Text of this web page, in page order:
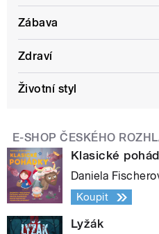
Zábava
Zdraví
Životní styl
E-SHOP ČESKÉHO
Klasické
Daniela
Koupit
Lyžák